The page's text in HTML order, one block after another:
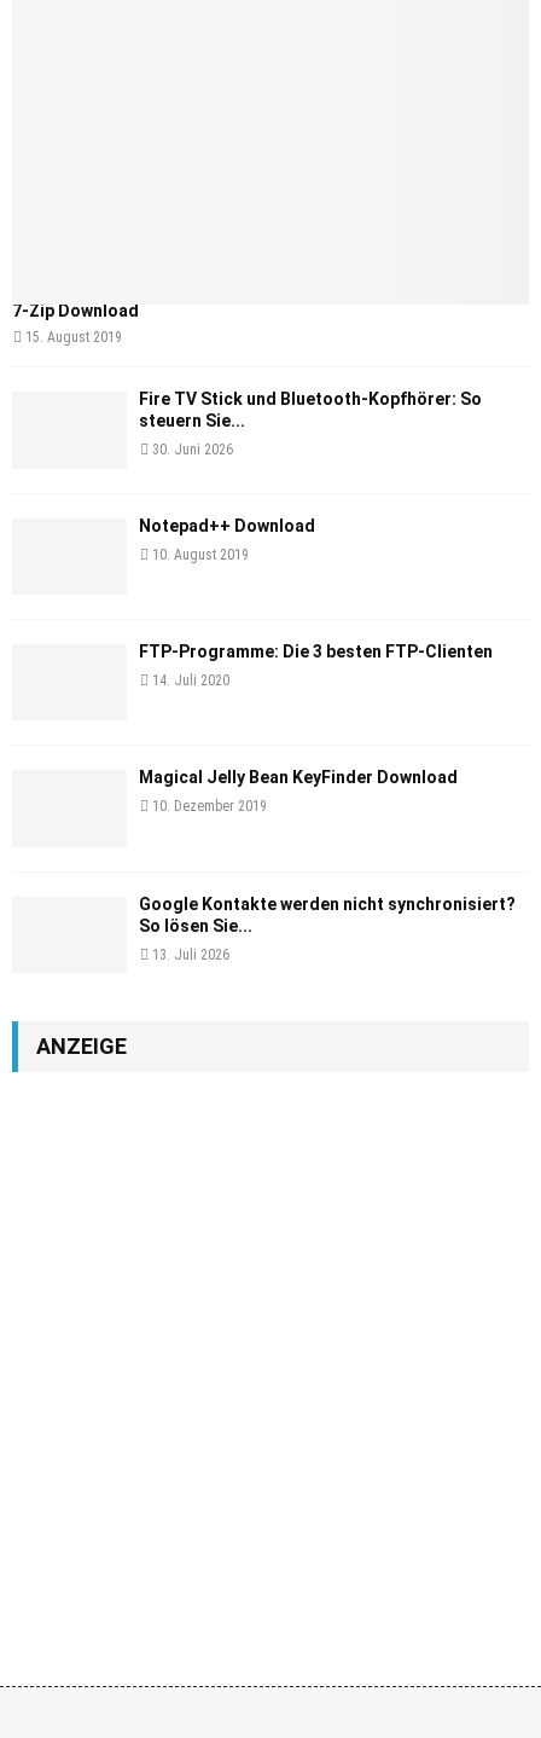
7-Zip Download
15. August 2019
Fire TV Stick und Bluetooth-Kopfhörer: So
steuern Sie...
30. Juni 2026
Notepad++ Download
10. August 2019
FTP-Programme: Die 3 besten FTP-Clienten
14. Juli 2020
Magical Jelly Bean KeyFinder Download
10. Dezember 2019
Google Kontakte werden nicht synchronisiert?
So lösen Sie...
13. Juli 2026
ANZEIGE